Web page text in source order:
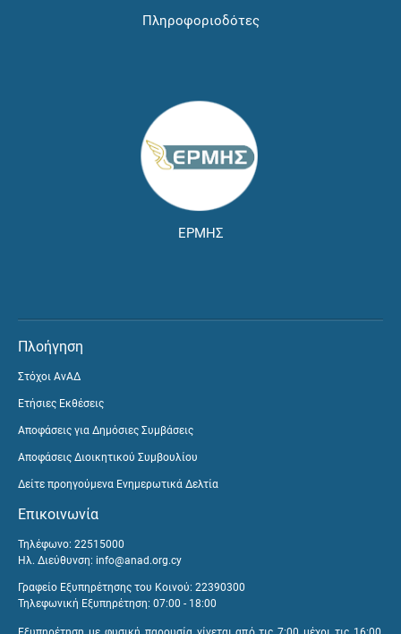
Πληροφοριοδότες
ΕΡΜΗΣ
Πλοήγηση
Στόχοι ΑνΑΔ
Ετήσιες Εκθέσεις
Αποφάσεις για Δημόσιες Συμβάσεις
Αποφάσεις Διοικητικού Συμβουλίου
Δείτε προηγούμενα Ενημερωτικά Δελτία
Επικοινωνία
Τηλέφωνο: 22515000
Ηλ. Διεύθυνση: info@anad.org.cy
Γραφείο Εξυπηρέτησης του Κοινού: 22390300
Τηλεφωνική Εξυπηρέτηση: 07:00 - 18:00